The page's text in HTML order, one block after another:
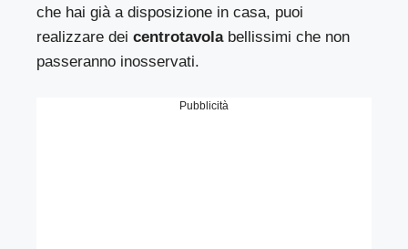
che hai già a disposizione in casa, puoi
realizzare deicentrotavolabellissimi che non
passeranno inosservati.
Pubblicità